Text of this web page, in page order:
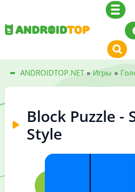
ANDROIDTOP.NET » Игры »
Block Puzzle -
Style